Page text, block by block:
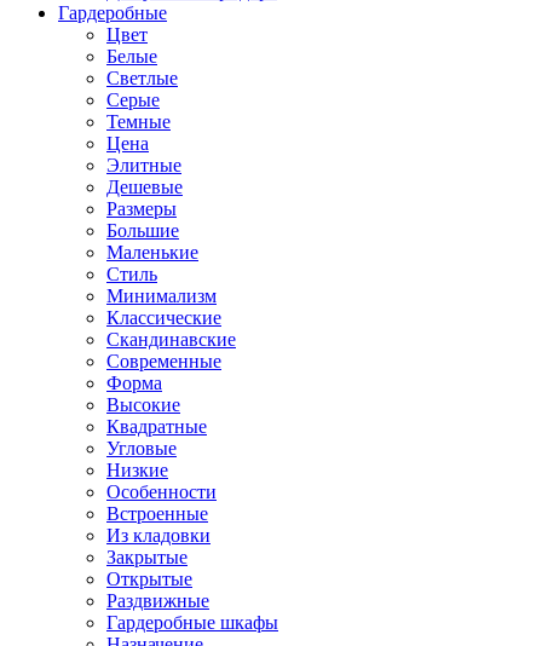
Гардеробные
Цвет
Белые
Светлые
Серые
Темные
Цена
Элитные
Дешевые
Размеры
Большие
Маленькие
Стиль
Минимализм
Классические
Скандинавские
Современные
Форма
Высокие
Квадратные
Угловые
Низкие
Особенности
Встроенные
Из кладовки
Закрытые
Открытые
Раздвижные
Гардеробные шкафы